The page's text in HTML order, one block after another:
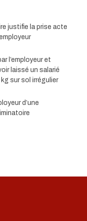
justifie la prise acte
l’employeur et
laissé un salarié
sur sol irrégulier
d’une